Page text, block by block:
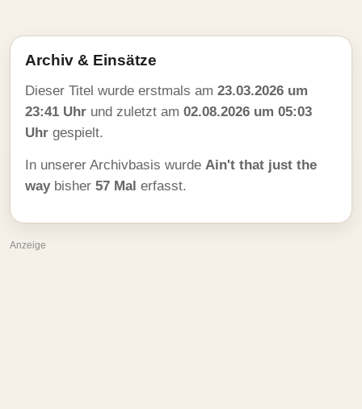
Archiv & Einsätze
Dieser Titel wurde erstmals am 23.03.2026 um
23:41 Uhr und zuletzt am 02.08.2026 um 05:03
Uhr gespielt.
In unserer Archivbasis wurde Ain't that just the
waybisher 57 Mal erfasst.
Anzeige